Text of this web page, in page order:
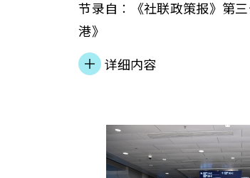
节录自︰《社联政策报》第
详细内容